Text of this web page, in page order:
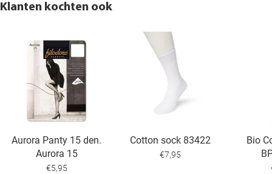
Klanten kochten ook
Aurora Panty 15 den.
Aurora 15
€5,95
Cotton sock 83422
€7,95
Bio